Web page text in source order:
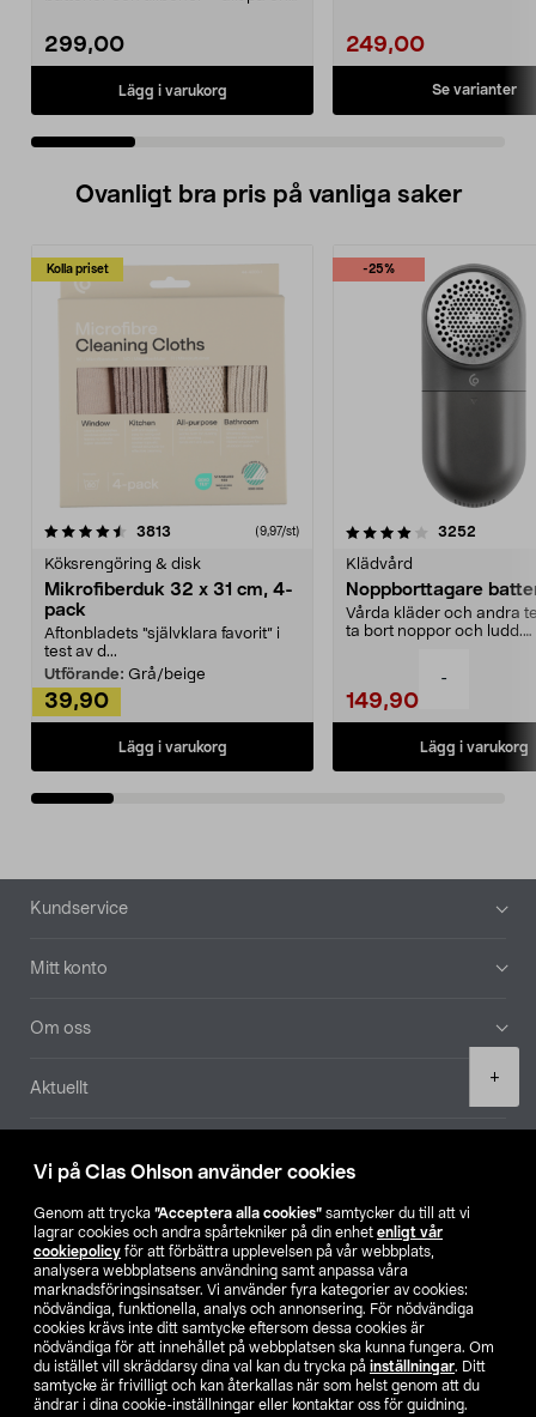
Vi på Clas Ohlson använder cookies
Genom att trycka ”Acceptera alla cookies” samtycker du till att vi
lagrar cookies och andra spårtekniker på din enhet enligt vår
cookiepolicy för att förbättra upplevelsen på vår webbplats,
analysera webbplatsens användning samt anpassa våra
marknadsföringsinsatser. Vi använder fyra kategorier av cookies:
nödvändiga, funktionella, analys och annonsering. För nödvändiga
cookies krävs inte ditt samtycke eftersom dessa cookies är
nödvändiga för att innehållet på webbplatsen ska kunna fungera. Om
du istället vill skräddarsy dina val kan du trycka på inställningar. Ditt
samtycke är frivilligt och kan återkallas när som helst genom att du
ändrar i dina cookie-inställningar eller kontaktar oss för guidning.
-
+
299,00
Lägg i varukorg
249,00
Se varianter
Ovanligt bra pris på vanliga saker
Kolla priset
3813 (9,97/st)
Köksrengöring & disk
Mikrofiberduk 32 x 31 cm, 4-
pack
Aftonbladets "självklara favorit” i
test av d...
Utförande: Grå/beige
39,90
Lägg i varukorg
-25%
4.0av 5 stjärnor 3252
Klädvård
Noppborttagare
Vårda kläder och andra
ta bort noppor och ludd.
149,90
Lägg i varukorg
4.5av 5 stjärnor
Sidfot
Kundservice
Mitt konto
Om oss
Aktuellt
Hitta butik
SE NO FI